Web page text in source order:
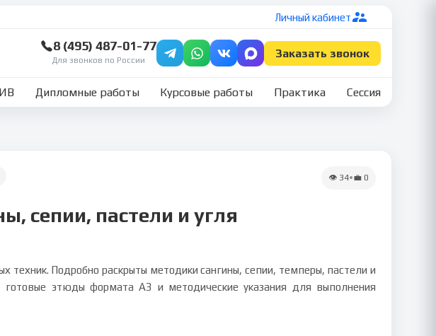
Личный кабинет
8 (495) 487-01-77
Для звонков по России
Заказать звонок
Дипломные работы Курсовые работы Практика Сессия
👁 34•💼 0
сепии, пастели и угля
техник. Подробно раскрыты методики сангины, сепии, темперы, пастели и
этюды формата А3 и методические указания для выполнения